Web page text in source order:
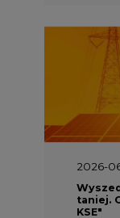
2026-
taniej.
KSE"